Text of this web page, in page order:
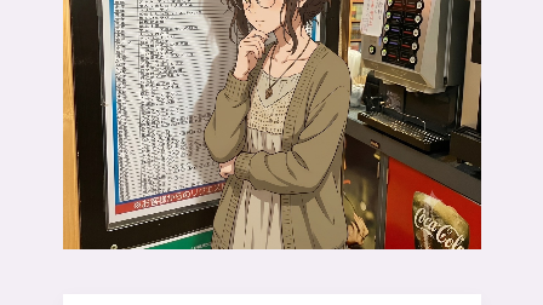
オンラインゲーム
映画/アニメ/電子書籍